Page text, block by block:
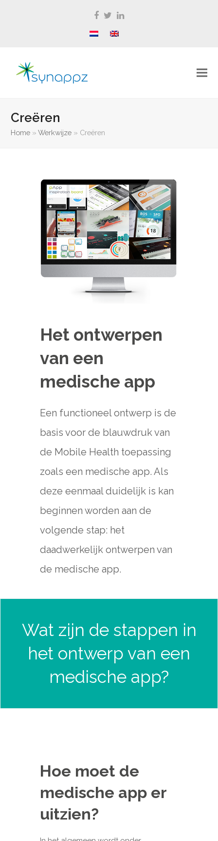
Facebook
TwitterLinkedIn
Creëren
Home »Werkwijze » Creëren
Het ontwerpen
van een
medische app
Een functioneel ontwerp is de
basis voor de blauwdruk van
de Mobile Health toepassing
zoals een medische app. Als
deze eenmaal duidelijk is kan
beginnen worden aan de
volgende stap: het
daadwerkelijk ontwerpen van
de medische app.
Wat zijn de stappen in
het ontwerp van een
medische app?
Hoe moet de
medische app er
uitzien?